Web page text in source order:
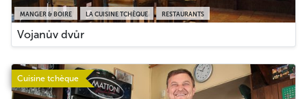
MANGER & BOIRE LA CUISINE TCHÈQUE RESTAURANTS
Vojanův dvůr
Cuisine tchèque